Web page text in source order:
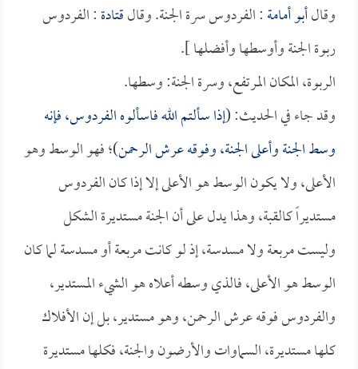
وقالأبو أمامة: الفردوس سرة الجنة. وقالقتادة: الفردوس
ربوة الجنة وأوسطها وأفضلها ].
الربوة، المكان المرتفع، وسرة الجنة: وسطها.
وقد جاء في الحديث: (إذا سألتم الله فاسألوه الفردوس، فإنه
وسط الجنة وأعلى الجنة، وفوقه عرش الرحمن)؛ فهو الوسط وهو
الأعلى، ولا يكون الوسط هو الأعلى إلا إذا كان الفردوس
مستديراً كالقبة، وهذا يدل على أن الجنة مستديرة الشكل
وليست مربعة ولا مسدسة، إذ لو كانت مربعة أو مسدسة لما كان
الوسط هو الأعلى، فالذي وسطه أعلاه هو الشيء المستدير،
والفردوس فوقه عرش الرحمن، وهو مستدير، بل إن الأفلاك
كلها مستديرة، السماوات والأرضون والجنة، فكلها مستديرة